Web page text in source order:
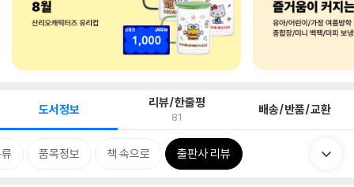
도서정보 리뷰/한줄평
81 배송/반품/교환
품목정보 책 속으로 출판사 리뷰